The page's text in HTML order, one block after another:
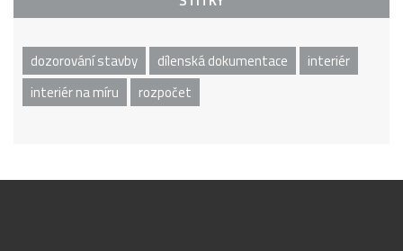
dozorování stavby dílenská dokumentace
interiér
interiér na míru
rozpočet